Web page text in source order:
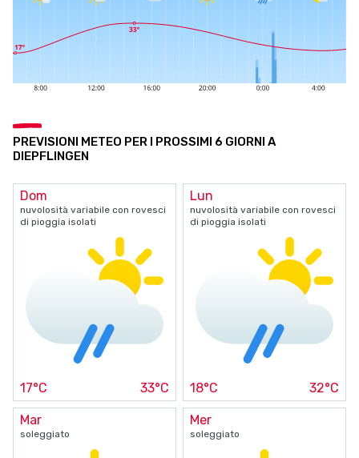
PREVISIONI METEO PER I PROSSIMI 6 GIORNI A
DIEPFLINGEN
Dom
nuvolosità variabile con rovesci
di pioggia isolati
17°C 33°C
Lun
nuvolosità variabile con rovesci
di pioggia isolati
18°C 32°C
Mar
soleggiato
Mer
soleggiato